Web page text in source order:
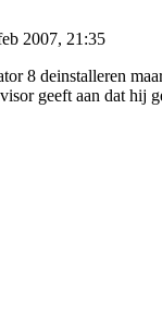
2007, 21:35
8 deinstalleren
geeft aan dat hij